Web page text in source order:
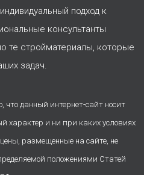
подход к
консультанты
те стройматериалы, которые
задач.
данный интернет-сайт носит
характер и ни при каких условиях
размещенные на сайте, не
положениями Статей